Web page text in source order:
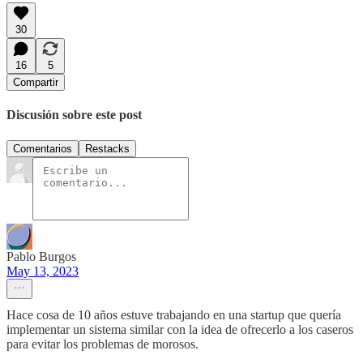
30
16
5
Compartir
Discusión sobre este post
Comentarios Restacks
Pablo Burgos
May 13, 2023
Hace cosa de 10 años estuve trabajando en una startup que quería
implementar un sistema similar con la idea de ofrecerlo a los caseros
para evitar los problemas de morosos.